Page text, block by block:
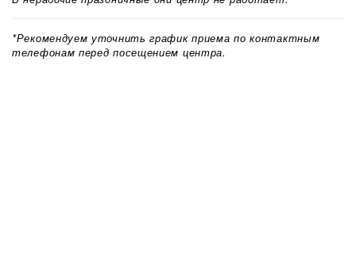
*Рекомендуем уточнить график приема по контактным
телефонам перед посещением центра.